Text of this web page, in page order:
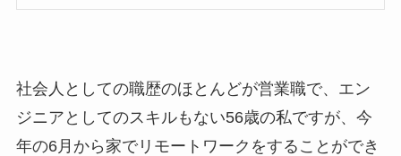
社会人としての職歴のほとんどが営業職で、エン
ジニアとしてのスキルもない56歳の私ですが、今
年の6月から家でリモートワークをすることができ